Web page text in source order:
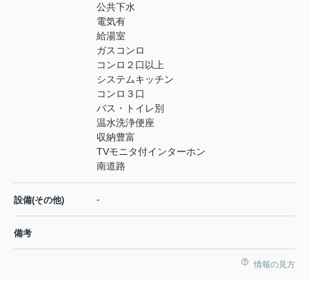
公共下水
電気有
給湯室
ガスコンロ
コンロ２口以上
システムキッチン
コンロ３口
バス・トイレ別
温水洗浄便座
収納豊富
TVモニタ付インターホン
南道路
設備(その他) -
備考
情報の見方